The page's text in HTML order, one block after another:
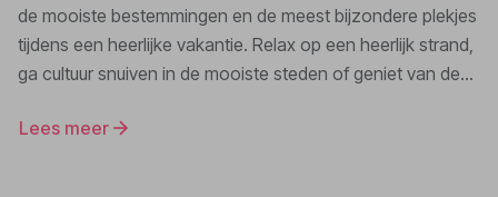
de mooiste bestemmingen en de meest bijzondere plekjes
tijdens een heerlijke vakantie. Relax op een heerlijk strand,
ga cultuur snuiven in de mooiste steden of geniet van de
vakantiebestemmingen! Van prachtige luxe resorts tot
Lees meer